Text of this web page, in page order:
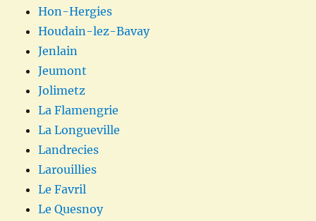
Hon-Hergies
Houdain-lez-Bavay
Jenlain
Jeumont
Jolimetz
La Flamengrie
La Longueville
Landrecies
Larouillies
Le Favril
Le Quesnoy